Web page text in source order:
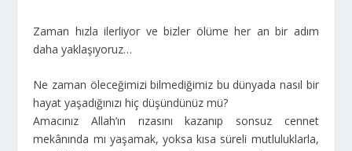
Zaman hızla ilerliyor ve bizler ölüme her an bir adım
daha yaklaşıyoruz…
Ne zaman öleceğimizi bilmediğimiz bu dünyada nasıl bir
hayat yaşadığınızı hiç düşündünüz mü?
Amacınız Allah’ın rızasını kazanıp sonsuz cennet
mekânında mı yaşamak, yoksa kısa süreli mutluluklarla,